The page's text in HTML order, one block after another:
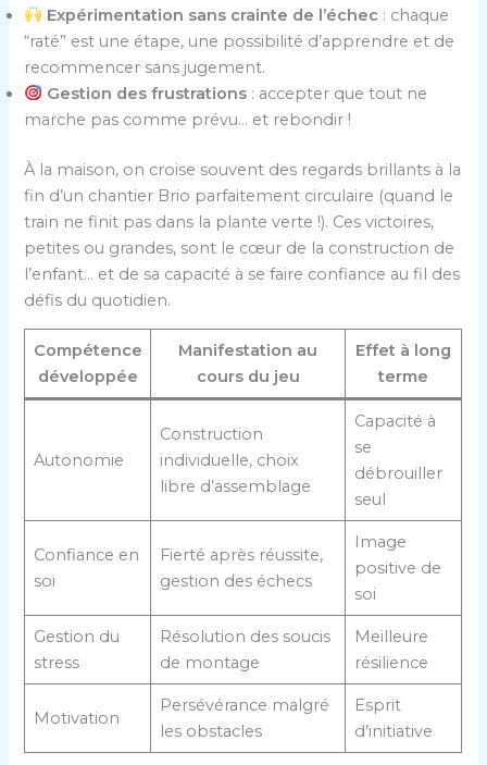
Expérimentation sans crainte de l’échec : chaque
“raté” est une étape, une possibilité d’apprendre et de
recommencer sans jugement.
Gestion des frustrations : accepter que tout ne
marche pas comme prévu… et rebondir !
À la maison, on croise souvent des regards brillants à la
fin d’un chantier Brio parfaitement circulaire (quand le
train ne finit pas dans la plante verte !). Ces victoires,
petites ou grandes, sont le cœur de la construction de
l’enfant… et de sa capacité à se faire confiance au fil des
défis du quotidien.
Compétence
développée
Manifestation au
cours du jeu
Effet à long
terme
Autonomie
Construction
individuelle, choix
libre d’assemblage
Capacité à
se
débrouiller
seul
Confiance en
soi
Fierté après réussite,
gestion des échecs
Image
positive de
soi
Gestion du
stress
Résolution des soucis
de montage
Meilleure
résilience
Motivation
Persévérance malgré
les obstacles
Esprit
d’initiative